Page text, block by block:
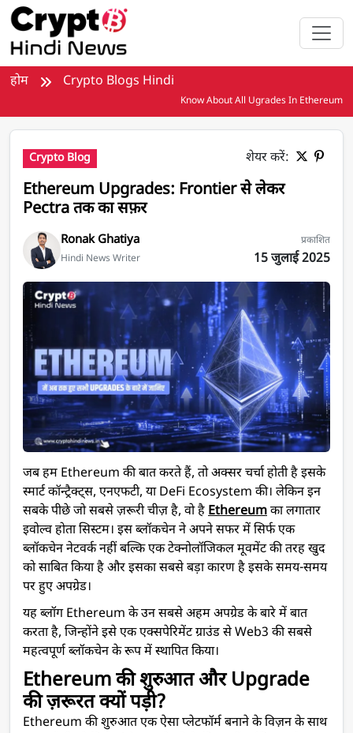
मुख्य सामग्री पर जाएँ
होम Crypto Blogs Hindi
Know About All Ugrades In Ethereum
Crypto Blog शेयर करें:
Ethereum Upgrades: Frontier से लेकर
Pectra तक का सफ़र
Ronak Ghatiya
Hindi News Writer
प्रकाशित
15 जुलाई 2025
Ethereum Upgrades
जब हम Ethereum की बात करते हैं, तो अक्सर चर्चा होती है इसके
स्मार्ट कॉन्ट्रैक्ट्स, एनएफटी, या DeFi Ecosystem की। लेकिन इन
सबके पीछे जो सबसे ज़रूरी चीज़ है, वो हैEthereumका लगातार
इवोल्व होता सिस्टम। इस ब्लॉकचेन ने अपने सफर में सिर्फ एक
ब्लॉकचेन नेटवर्क नहीं बल्कि एक टेक्नोलॉजिकल मूवमेंट की तरह खुद
को साबित किया है और इसका सबसे बड़ा कारण है इसके समय-समय
पर हुए अपग्रेड।
यह ब्लॉग Ethereum के उन सबसे अहम अपग्रेड के बारे में बात
करता है, जिन्होंने इसे एक एक्सपेरिमेंट ग्राउंड से Web3 की सबसे
महत्वपूर्ण ब्लॉकचेन के रूप में स्थापित किया।
Ethereum की शुरुआत और Upgrade
की ज़रूरत क्यों पड़ी?
Ethereum की शुरुआत एक ऐसा प्लेटफॉर्म बनाने के विज़न के साथ